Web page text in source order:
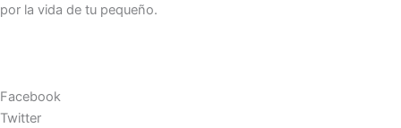
por la vida de tu pequeño.
Facebook
Twitter